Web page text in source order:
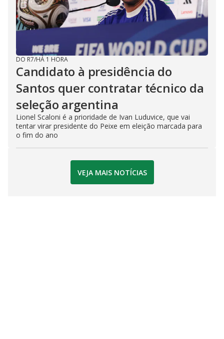
DO R7/HÁ 1 HORA
Candidato à presidência do
Santos quer contratar técnico da
seleção argentina
Lionel Scaloni é a prioridade de Ivan Luduvice, que vai
tentar virar presidente do Peixe em eleição marcada para
o fim do ano
VEJA MAIS NOTÍCIAS